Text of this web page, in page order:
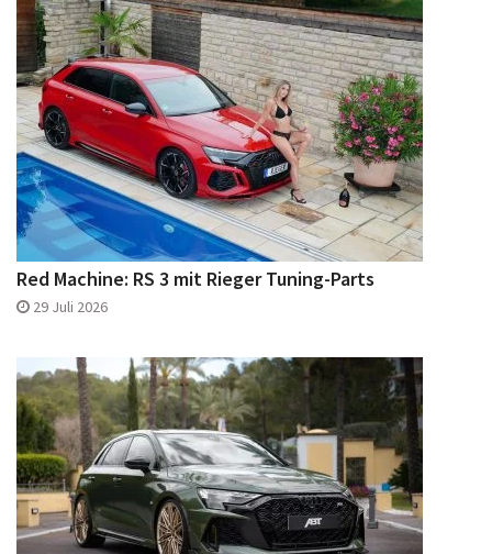
Red Machine: RS 3 mit Rieger Tuning-Parts
29 Juli 2026